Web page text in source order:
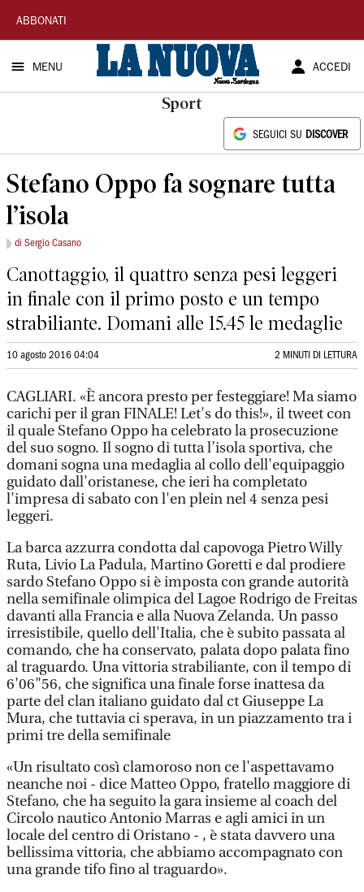
La
Nuova
Sardegna
ABBONATI
MENU ACCEDI
Sport
SEGUICI SU DISCOVER
Stefano Oppo fa sognare tutta
l’isola
di Sergio Casano
Canottaggio, il quattro senza pesi leggeri
in finale con il primo posto e un tempo
strabiliante. Domani alle 15.45 le medaglie
10 agosto 2016 04:04 2 MINUTI DI LETTURA
CAGLIARI. «È ancora presto per festeggiare! Ma siamo
carichi per il gran FINALE! Let's do this!», il tweet con
il quale Stefano Oppo ha celebrato la prosecuzione
del suo sogno. Il sogno di tutta l’isola sportiva, che
domani sogna una medaglia al collo dell'equipaggio
guidato dall'oristanese, che ieri ha completato
l'impresa di sabato con l'en plein nel 4 senza pesi
leggeri.
La barca azzurra condotta dal capovoga Pietro Willy
Ruta, Livio La Padula, Martino Goretti e dal prodiere
sardo Stefano Oppo si è imposta con grande autorità
nella semifinale olimpica del Lagoe Rodrigo de Freitas
davanti alla Francia e alla Nuova Zelanda. Un passo
irresistibile, quello dell'Italia, che è subito passata al
comando, che ha conservato, palata dopo palata fino
al traguardo. Una vittoria strabiliante, con il tempo di
6'06"56, che significa una finale forse inattesa da
parte del clan italiano guidato dal ct Giuseppe La
Mura, che tuttavia ci sperava, in un piazzamento tra i
primi tre della semifinale
«Un risultato così clamoroso non ce l'aspettavamo
neanche noi - dice Matteo Oppo, fratello maggiore di
Stefano, che ha seguito la gara insieme al coach del
Circolo nautico Antonio Marras e agli amici in un
locale del centro di Oristano - , è stata davvero una
bellissima vittoria, che abbiamo accompagnato con
una grande tifo fino al traguardo».